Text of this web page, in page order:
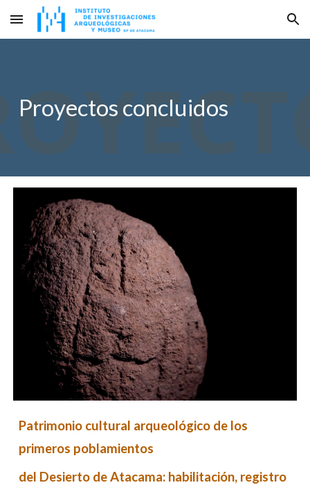
Skip to main content Skip to navigation
Proyectos concluidos
Patrimonio cultural arqueológico de los
primeros poblamientos
del Desierto de Atacama: habilitación, registro